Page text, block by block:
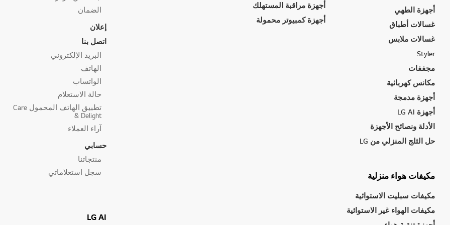
أجهزة الطهي
غسالات أطباق
غسالات ملابس
Styler
مجففات
مكانس كهربائية
أجهزة مدمجة
أجهزة LG AI
الأدلة ونصائح الأجهزة
حل الثلج المنزلي من LG
أجهزة مراقبة المستهلك
أجهزة كمبيوتر محمولة
مكيفات هواء منزلية
مكيفات سبليت الاستوائية
مكيفات الهواء غير الاستوائية
الضمان
إعلان
اتصل بنا
البريد الإلكتروني
الهاتف
الواتساب
حالة الاستعلام
تطبيق الهاتف المحمول Care
& Delight
آراء العملاء
حسابي
منتجاتنا
سجل استعلاماتي
LG AI